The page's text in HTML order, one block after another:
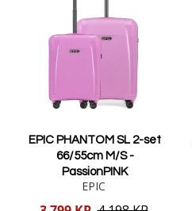
EPIC PHANTOM SL 2-set
66/55cm M/S -
PassionPINK
EPIC
Reducerat